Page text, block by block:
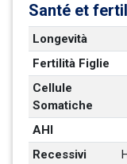
Santé et
Longevità
Fertilità Figlie
Cellule
Somatiche
AHI
Recessivi